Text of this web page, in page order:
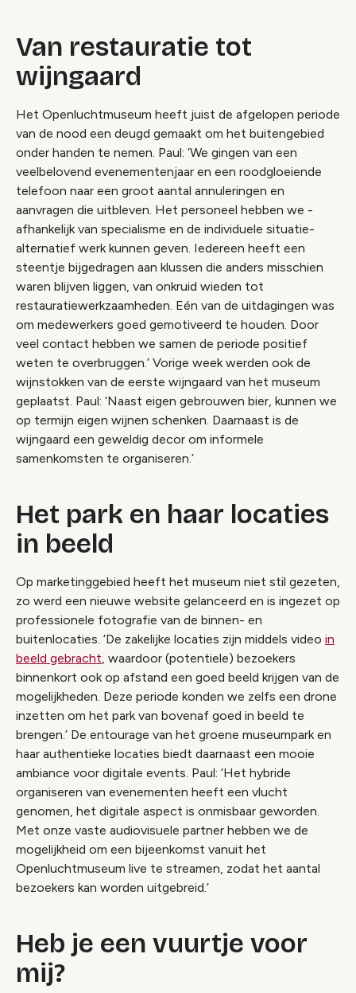
Van restauratie tot
wijngaard
Het Openluchtmuseum heeft juist de afgelopen periode
van de nood een deugd gemaakt om het buitengebied
onder handen te nemen. Paul: ‘We gingen van een
veelbelovend evenementenjaar en een roodgloeiende
telefoon naar een groot aantal annuleringen en
aanvragen die uitbleven. Het personeel hebben we -
afhankelijk van specialisme en de individuele situatie-
alternatief werk kunnen geven. Iedereen heeft een
steentje bijgedragen aan klussen die anders misschien
waren blijven liggen, van onkruid wieden tot
restauratiewerkzaamheden. Eén van de uitdagingen was
om medewerkers goed gemotiveerd te houden. Door
veel contact hebben we samen de periode positief
weten te overbruggen.’ Vorige week werden ook de
wijnstokken van de eerste wijngaard van het museum
geplaatst. Paul: ‘Naast eigen gebrouwen bier, kunnen we
op termijn eigen wijnen schenken. Daarnaast is de
wijngaard een geweldig decor om informele
samenkomsten te organiseren.’
Het park en haar locaties
in beeld
Op marketinggebied heeft het museum niet stil gezeten,
zo werd een nieuwe website gelanceerd en is ingezet op
professionele fotografie van de binnen- en
buitenlocaties. ‘De zakelijke locaties zijn middels video in
beeld gebracht , waardoor (potentiele) bezoekers
binnenkort ook op afstand een goed beeld krijgen van de
mogelijkheden. Deze periode konden we zelfs een drone
inzetten om het park van bovenaf goed in beeld te
brengen.’ De entourage van het groene museumpark en
haar authentieke locaties biedt daarnaast een mooie
ambiance voor digitale events. Paul: ‘Het hybride
organiseren van evenementen heeft een vlucht
genomen, het digitale aspect is onmisbaar geworden.
Met onze vaste audiovisuele partner hebben we de
mogelijkheid om een bijeenkomst vanuit het
Openluchtmuseum live te streamen, zodat het aantal
bezoekers kan worden uitgebreid.’
Heb je een vuurtje voor
mij?